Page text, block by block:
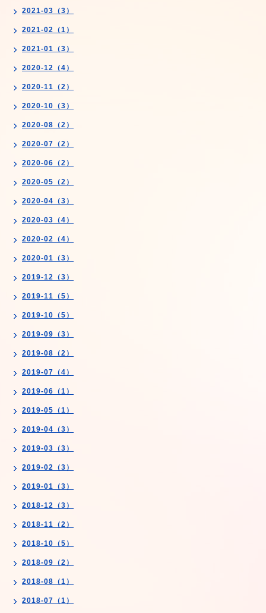
2021-03（3）
2021-02（1）
2021-01（3）
2020-12（4）
2020-11（2）
2020-10（3）
2020-08（2）
2020-07（2）
2020-06（2）
2020-05（2）
2020-04（3）
2020-03（4）
2020-02（4）
2020-01（3）
2019-12（3）
2019-11（5）
2019-10（5）
2019-09（3）
2019-08（2）
2019-07（4）
2019-06（1）
2019-05（1）
2019-04（3）
2019-03（3）
2019-02（3）
2019-01（3）
2018-12（3）
2018-11（2）
2018-10（5）
2018-09（2）
2018-08（1）
2018-07（1）